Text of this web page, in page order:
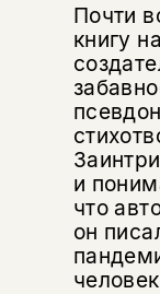
Почти
книгу
и
что
он